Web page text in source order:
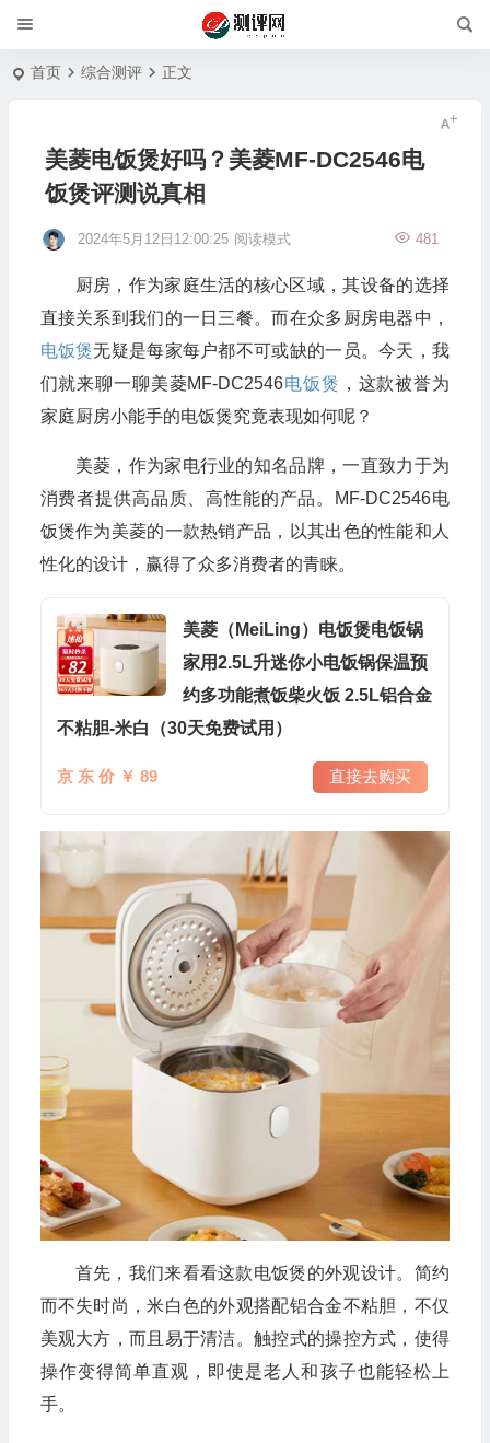
首页 综合测评 正文
美菱电饭煲好吗？美菱MF-DC2546电
饭煲评测说真相
2024年5月12日12:00:25 481
阅读模式
厨房，作为家庭生活的核心区域，其设备的选择
直接关系到我们的一日三餐。而在众多厨房电器中，
电饭煲无疑是每家每户都不可或缺的一员。今天，我
们就来聊一聊美菱MF-DC2546电饭煲 ，这款被誉为
家庭厨房小能手的电饭煲究竟表现如何呢？
美菱，作为家电行业的知名品牌，一直致力于为
消费者提供高品质、高性能的产品。MF-DC2546电
饭煲作为美菱的一款热销产品，以其出色的性能和人
性化的设计，赢得了众多消费者的青睐。
美菱（MeiLing）电饭煲电饭锅
家用2.5L升迷你小电饭锅保温预
约多功能煮饭柴火饭 2.5L铝合金
不粘胆-米白（30天免费试用）
京 东 价 ￥ 89 直接去购买
首先，我们来看看这款电饭煲的外观设计。简约
而不失时尚，米白色的外观搭配铝合金不粘胆，不仅
美观大方，而且易于清洁。触控式的操控方式，使得
操作变得简单直观，即使是老人和孩子也能轻松上
手。